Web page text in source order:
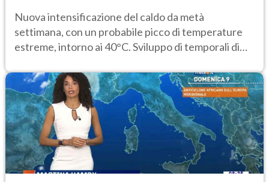
Nuova intensificazione del caldo da metà
settimana, con un probabile picco di temperature
estreme, intorno ai 40°C. Sviluppo di temporali di